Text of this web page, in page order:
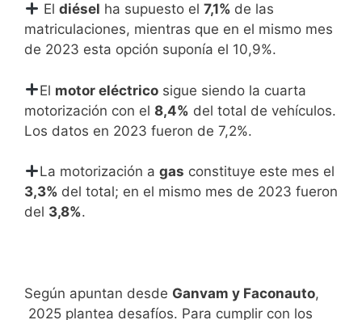
Eldiésel ha supuesto el7,1% de las
matriculaciones, mientras que en el mismo mes
de 2023 esta opción suponía el 10,9%.
El motor eléctrico sigue siendo la cuarta
motorización con el 8,4% del total de vehículos.
Los datos en 2023 fueron de 7,2%.
La motorización agas constituye este mes el
3,3% del total; en el mismo mes de 2023 fueron
del 3,8%.
Según apuntan desde Ganvam y Faconauto,
2025 plantea desafíos. Para cumplir con los